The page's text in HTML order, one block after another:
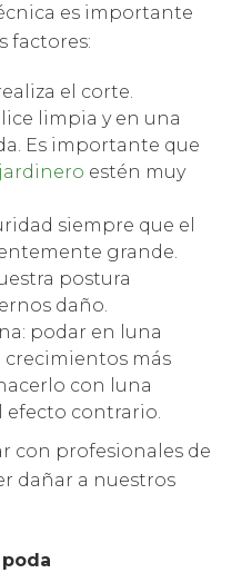
es importante
factores:
el corte.
limpia y en una
Es importante que
estén muy
siempre que el
grande.
postura
daño.
podar en luna
más
con luna
efecto contrario.
con profesionales de
dañar a nuestros